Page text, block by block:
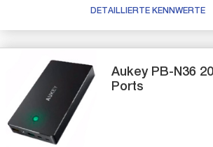
DETAILLIERTE KENNWERTE
Aukey PB-N36
Ports